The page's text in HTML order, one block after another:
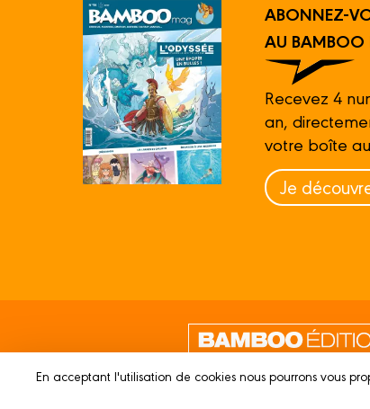
ABONNEZ-
AU
Recevez 4
an,
votre boîte
Je
En acceptant l'utilisation de cookies nous pourrons vous